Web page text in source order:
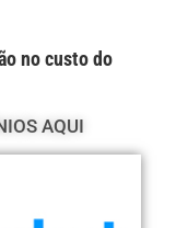
no custo do
AQUI